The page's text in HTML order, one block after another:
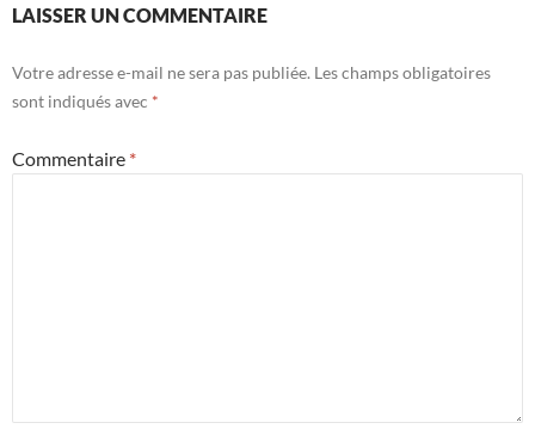
LAISSER UN COMMENTAIRE
Votre adresse e-mail ne sera pas publiée. Les champs obligatoires
sont indiqués avec *
Commentaire *